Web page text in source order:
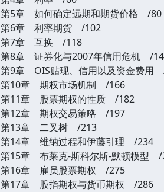
第5章 如何确定远期和期货价格 /80
第6章 利率期货 /102
第7章 互换 /118
第8章 证券化与2007年信用危机 /
第9章 OIS贴现、信用以及资金费用
第10章 期权市场机制 /166
第11章 股票期权的性质 /182
第12章 期权交易策略 /197
第13章 二叉树 /213
第14章 维纳过程和伊藤引理 /234
第15章 布莱克-斯科尔斯-默顿模型 /
第16章 雇员股票期权 /275
第17章 股指期权与货币期权 /286